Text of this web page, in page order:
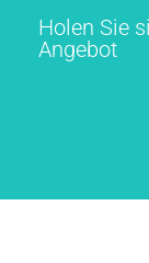
Holen Sie
Angebot